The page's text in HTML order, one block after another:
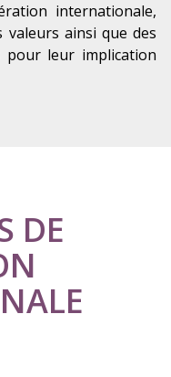
internationale,
valeurs ainsi que des
pour leur implication
DE